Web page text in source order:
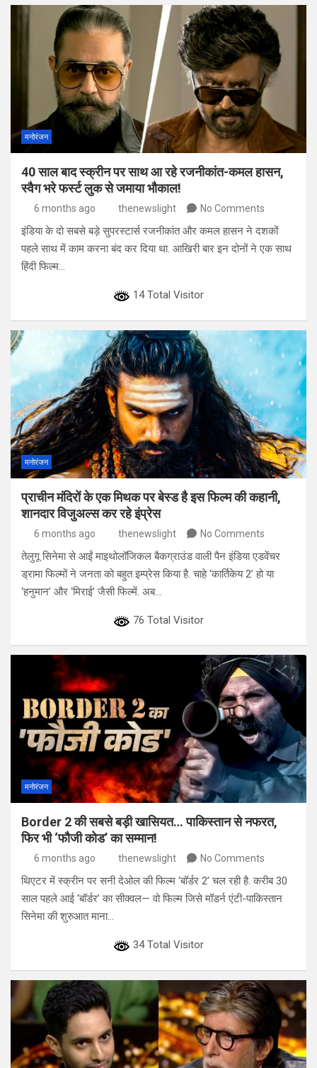
मनोरंजन
40 साल बाद स्क्रीन पर साथ आ रहे रजनीकांत-कमल हासन,
स्वैग भरे फर्स्ट लुक से जमाया भौकाल!
6 months ago thenewslight No Comments
इंडिया के दो सबसे बड़े सुपरस्टार्स रजनीकांत और कमल हासन ने दशकों
पहले साथ में काम करना बंद कर दिया था. आखिरी बार इन दोनों ने एक साथ
हिंदी फिल्म…
14 Total Visitor
मनोरंजन
प्राचीन मंदिरों के एक मिथक पर बेस्ड है इस फिल्म की कहानी,
शानदार विजुअल्स कर रहे इंप्रेस
6 months ago thenewslight No Comments
तेलुगू सिनेमा से आईं माइथोलॉजिकल बैकग्राउंड वाली पैन इंडिया एडवेंचर
ड्रामा फिल्मों ने जनता को बहुत इम्प्रेस किया है. चाहे ‘कार्तिकेय 2’ हो या
‘हनुमान’ और ‘मिराई’ जैसी फिल्में. अब…
76 Total Visitor
मनोरंजन
Border 2 की सबसे बड़ी खासियत… पाकिस्तान से नफरत,
फिर भी ‘फौजी कोड’ का सम्मान!
6 months ago thenewslight No Comments
थिएटर में स्क्रीन पर सनी देओल की फिल्म ‘बॉर्डर 2’ चल रही है. करीब 30
साल पहले आई ‘बॉर्डर’ का सीक्वल— वो फिल्म जिसे मॉडर्न एंटी-पाकिस्तान
सिनेमा की शुरुआत माना…
34 Total Visitor